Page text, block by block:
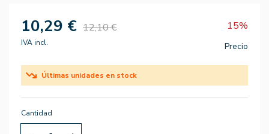
10,29 € 12,10 € 15%
IVA incl. Precio
Últimas unidades en stock
Cantidad